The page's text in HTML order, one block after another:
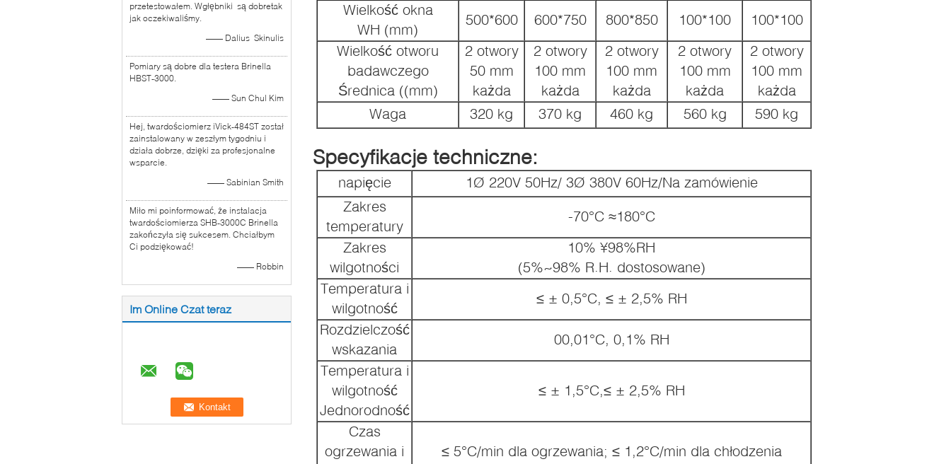
przetestowałem. Wgłębniki są dobretak
jak oczekiwaliśmy.
—— Dalius Skinulis
Pomiary są dobre dla testera Brinella
HBST-3000.
—— Sun Chul Kim
Hej, twardościomierz iVick-484ST został
zainstalowany w zeszłym tygodniu i
działa dobrze, dzięki za profesjonalne
wsparcie.
—— Sabinian Smith
Miło mi poinformować, że instalacja
twardościomierza SHB-3000C Brinella
zakończyła się sukcesem. Chciałbym
Ci podziękować!
—— Robbin
Im Online Czat teraz
Wielkość okna
WH (mm)
500*600 600*750 800*850 100*100
100*100
Wielkość otworu
badawczego
Średnica ((mm)
2 otwory
50 mm
każda
2 otwory
100 mm
każda
2 otwory
100 mm
każda
2 otwory
100 mm
każda
2 otwory
100 mm
każda
Waga
320 kg 370 kg 460 kg 560 kg 590 kg
Specyfikacje techniczne:
napięcie
1Ø 220V 50Hz/ 3Ø 380V 60Hz/Na zamówienie
Zakres
temperatury
-70°C ≈180°C
Zakres
wilgotności
10% ¥98%RH
(5%~98% R.H. dostosowane)
Temperatura i
wilgotność
≤ ± 0,5°C, ≤ ± 2,5% RH
Rozdzielczość
wskazania
00,01°C, 0,1% RH
Temperatura i
wilgotność
Jednorodność
≤ ± 1,5°C,≤ ± 2,5% RH
Czas
ogrzewania i
≤ 5°C/min dla ogrzewania; ≤ 1,2°C/min dla chłodzenia